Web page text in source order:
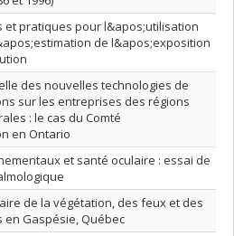
et pratiques pour l&apos;utilisation
de l&apos;exposition
des nouvelles technologies de
sur les entreprises des régions
: le cas du Comté
en Ontario
et santé oculaire : essai de
de la végétation, des feux et des
Gaspésie, Québec